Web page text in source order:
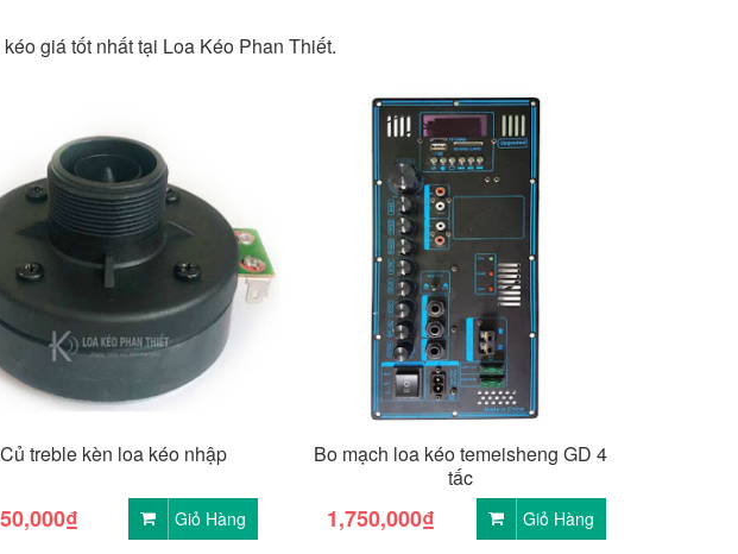
giá tốt nhất tại Loa Kéo Phan Thiết.
Củ treble kèn loa kéo nhập
Giỏ Hàng
Bo mạch loa kéo temeisheng GD 4
tấc
1,750,000₫ Giỏ Hàng